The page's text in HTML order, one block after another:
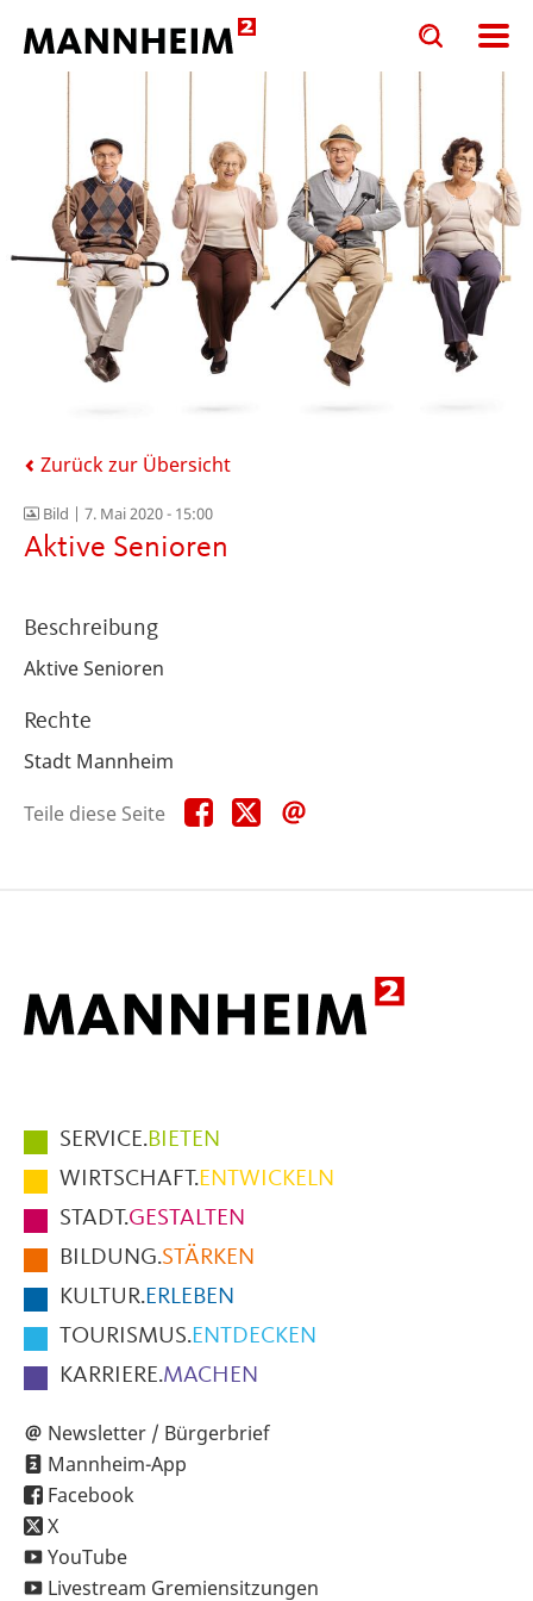
Toggle
search
Toggle
search
Zurück zur Übersicht
Bild | 7. Mai 2020 - 15:00
Aktive Senioren
Beschreibung
Aktive Senioren
Rechte
Stadt Mannheim
Teile diese Seite
Teile
diese
Teile
diese
Hauptmenüpunkte
im
Fußbereich
der
Seite
SERVICE.BIETEN
WIRTSCHAFT.ENTWICKELN
STADT.GESTALTEN
BILDUNG.STÄRKEN
KULTUR.ERLEBEN
TOURISMUS.ENTDECKEN
KARRIERE.MACHEN
Newsletter / Bürgerbrief
Mannheim-App
Facebook
X
YouTube
Livestream Gremiensitzungen